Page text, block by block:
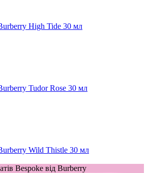
High Tide 30 мл
Tudor Rose 30 мл
Wild Thistle 30 мл
Bespoke від Burberry